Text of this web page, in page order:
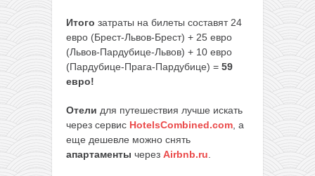
Итого затраты на билеты составят 24
евро (Брест-Львов-Брест) + 25 евро
(Львов-Пардубице-Львов) + 10 евро
(Пардубице-Прага-Пардубице) = 59
евро!
Отели для путешествия лучше искать
через сервис HotelsCombined.com , а
еще дешевле можно снять
апартаменты через Airbnb.ru